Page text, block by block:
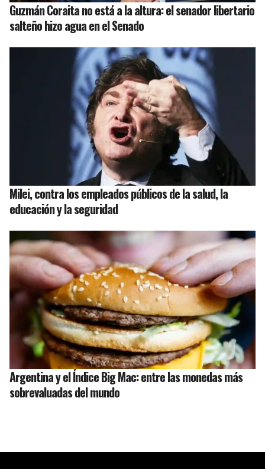
Guzmán Coraita no está a la altura: el senador libertario
salteño hizo agua en el Senado
Milei, contra los empleados públicos de la salud, la
educación y la seguridad
Argentina y el Índice Big Mac: entre las monedas más
sobrevaluadas del mundo